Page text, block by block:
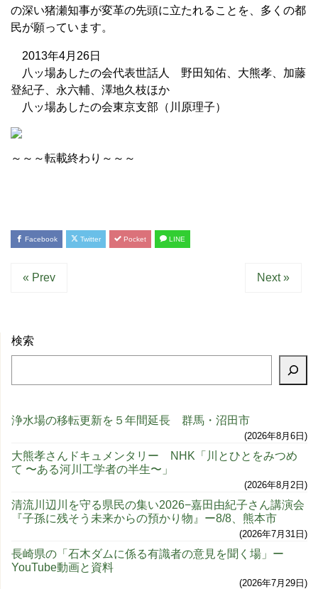
の深い猪瀬知事が変革の先頭に立たれることを、多くの都
民が願っています。
2013年4月26日
八ッ場あしたの会代表世話人 野田知佑、大熊孝、加藤
登紀子、永六輔、澤地久枝ほか
八ッ場あしたの会東京支部（川原理子）
～～～転載終わり～～～
Facebook Twitter Pocket LINE
« Prev Next »
検索
浄水場の移転更新を５年間延長 群馬・沼田市
2026年8月6日
大熊孝さんドキュメンタリー NHK「川とひとをみつめ
て 〜ある河川工学者の半生〜」
2026年8月2日
清流川辺川を守る県民の集い2026−嘉田由紀子さん講演会
『子孫に残そう未来からの預かり物』ー8/8、熊本市
2026年7月31日
長崎県の「石木ダムに係る有識者の意見を聞く場」ー
YouTube動画と資料
2026年7月29日